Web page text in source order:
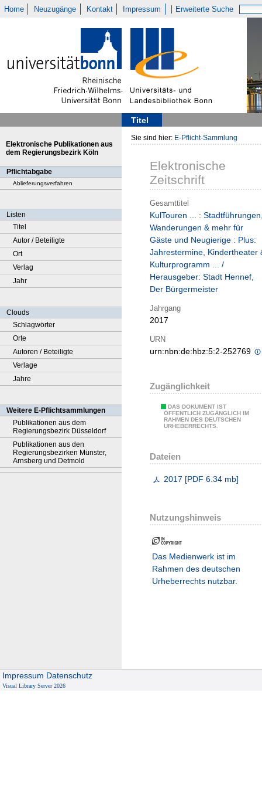
Home Neuzugänge Kontakt Impressum Erweiterte Suche
Titel
Elektronische Publikationen aus
dem Regierungsbezirk Köln
Pflichtabgabe
Ablieferungsverfahren
Listen
Titel
Autor / Beteiligte
Ort
Verlag
Jahr
Clouds
Schlagwörter
Orte
Autoren / Beteiligte
Verlage
Jahre
Weitere E-Pflichtsammlungen
Publikationen aus dem
Regierungsbezirk Düsseldorf
Publikationen aus den
Regierungsbezirken Münster,
Arnsberg und Detmold
Sie sind hier: E-Pflicht-Sammlung
Elektronische
Zeitschrift
Gesamttitel
KulTouren ... :
Wanderungen & mehr für
Gäste und Neugierige : Plus:
Jahrestermine, Kindertheater
Kulturprogramm ... /
Herausgeber: Stadt Hennef,
Der Bürgermeister
Jahrgang
2017
URN
urn:nbn:de:hbz:5:2-252769
Zugänglichkeit
DAS DOKUMENT IST
ÖFFENTLICH ZUGÄNGLICH IM
RAHMEN DES DEUTSCHEN
URHEBERRECHTS.
Dateien
2017 [PDF 6.34 mb]
Nutzungshinweis
Das Medienwerk ist im
Rahmen des deutschen
Urheberrechts nutzbar.
Impressum Datenschutz
Visual Library Server 2026